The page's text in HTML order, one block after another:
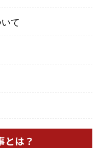
て
とは？